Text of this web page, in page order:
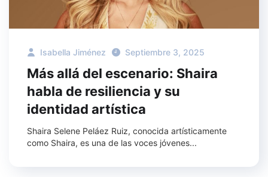
Isabella Jiménez Septiembre 3, 2025
Más allá del escenario: Shaira
habla de resiliencia y su
identidad artística
Shaira Selene Peláez Ruiz, conocida artísticamente
como Shaira, es una de las voces jóvenes...